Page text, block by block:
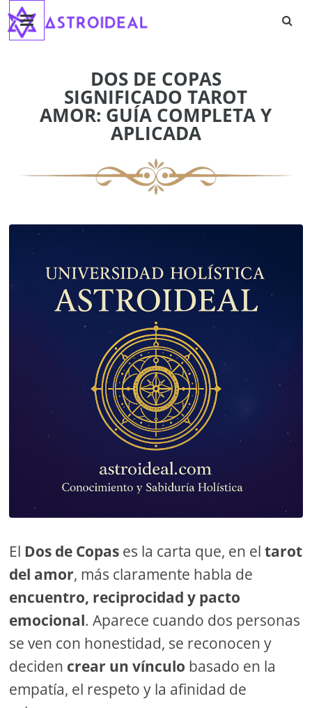
Saltar
contenido
Astroideal
DOS DE COPAS
SIGNIFICADO TAROT
AMOR: GUÍA COMPLETA Y
APLICADA
El Dos de Copas es la carta que, en eltarot
del amor, más claramente habla de
encuentro, reciprocidad y pacto
emocional. Aparece cuando dos personas
se ven con honestidad, se reconocen y
deciden crear un vínculo basado en la
empatía, el respeto y la afinidad de